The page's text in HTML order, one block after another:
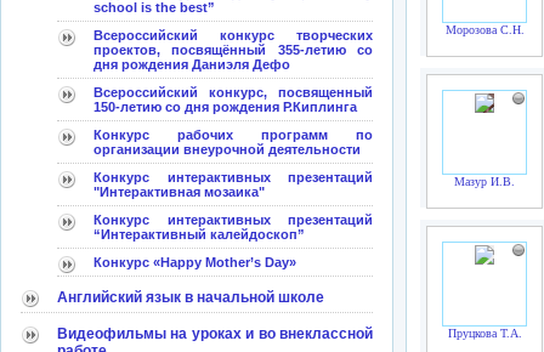
school is the best”
Всероссийский конкурс творческих
проектов, посвящённый 355-летию со
дня рождения Даниэля Дефо
Всероссийский конкурс, посвященный
150-летию со дня рождения Р.Киплинга
Конкурс рабочих программ по
организации внеурочной деятельности
Конкурс интерактивных презентаций
"Интерактивная мозаика"
Конкурс интерактивных презентаций
“Интерактивный калейдоскоп”
Конкурс «Happy Mother’s Day»
Английский язык в начальной школе
Видеофильмы на уроках и во внеклассной
Морозова С.Н.
Мазур И.В.
Пруцкова Т.А.